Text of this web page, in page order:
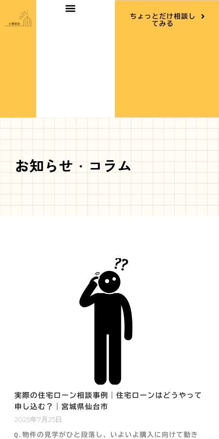
を
ちょっとだけ相談し
てみる
お知らせ・コラム
実際の住宅ローン相談事例｜住宅ローンはどうやって
申し込む？｜宮城県仙台市
2025年7月25日
Q.物件の見学がひと段落し、いよいよ購入に向けて動き